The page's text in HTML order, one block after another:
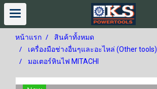
หน้าแรก
สินค้าทั้งหมด
เครื่องมือช่างอื่นๆและอะไหล่ (Other tools)
มอเตอร์หินไฟ MITACHI